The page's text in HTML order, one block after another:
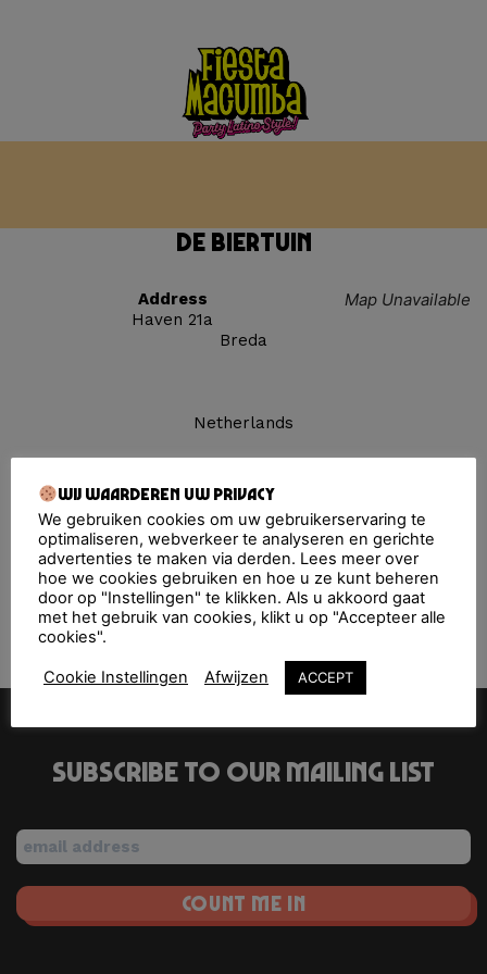
De Biertuin
Map Unavailable
Address
Haven 21a
Breda
Netherlands
Upcoming Events
<li>No events in this location</li>
De Achtertuin AMAZE
Subscribe to our mailing list
Wij waarderen uw privacy
We gebruiken cookies om uw gebruikerservaring te
optimaliseren, webverkeer te analyseren en gerichte
advertenties te maken via derden. Lees meer over
hoe we cookies gebruiken en hoe u ze kunt beheren
door op "Instellingen" te klikken. Als u akkoord gaat
met het gebruik van cookies, klikt u op "Accepteer alle
cookies".
Cookie Instellingen Afwijzen ACCEPT